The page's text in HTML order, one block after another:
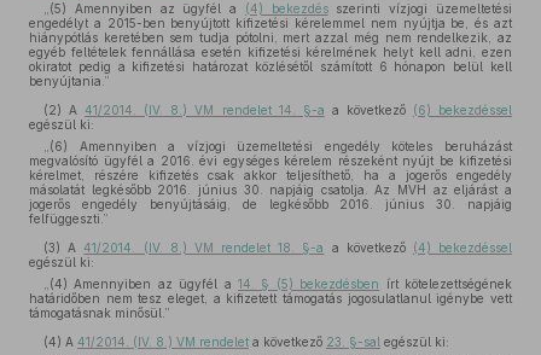
„(5) Amennyiben az ügyfél a (4) bekezdésszerinti vízjogi üzemeltetési
engedélyt a 2015-ben benyújtott kifizetési kérelemmel nem nyújtja be, és azt
hiánypótlás keretében sem tudja pótolni, mert azzal még nem rendelkezik, az
egyéb feltételek fennállása esetén kifizetési kérelmének helyt kell adni, ezen
okiratot pedig a kifizetési határozat közlésétől számított 6 hónapon belül kell
benyújtania.”
(2) A41/2014. (IV. 8.) VM rendelet 14. §-a a következő (6) bekezdéssel
egészül ki:
„(6) Amennyiben a vízjogi üzemeltetési engedély köteles beruházást
megvalósító ügyfél a 2016. évi egységes kérelem részeként nyújt be kifizetési
kérelmet, részére kifizetés csak akkor teljesíthető, ha a jogerős engedély
másolatát legkésőbb 2016. június 30. napjáig csatolja. Az MVH az eljárást a
jogerős engedély benyújtásáig, de legkésőbb 2016. június 30. napjáig
felfüggeszti.”
(3) A41/2014. (IV. 8.) VM rendelet 18. §-a a következő (4) bekezdéssel
egészül ki:
„(4) Amennyiben az ügyfél a 14. § (5) bekezdésben
írt kötelezettségének
határidőben nem tesz eleget, a kifizetett támogatás jogosulatlanul igénybe vett
támogatásnak minősül.”
(4) A 41/2014. (IV. 8.) VM rendelet a következő 23. §-sal egészül ki: